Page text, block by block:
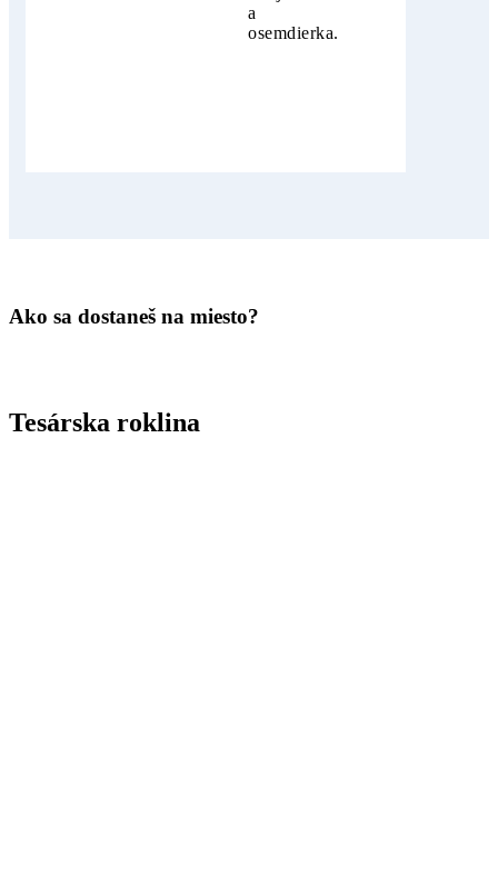
a
osemdierka.
Ako sa dostaneš na miesto?
Tesárska roklina